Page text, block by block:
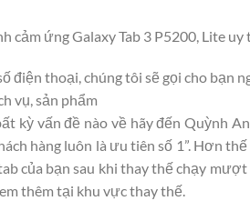
cảm ứng Galaxy Tab 3 P5200, Lite
điện thoại, chúng tôi sẽ gọi cho bạn
vụ, sản phẩm
kỳ vấn đề nào về hãy đến Quỳnh
hàng luôn là ưu tiên số 1”. Hơn
của bạn sau khi thay thế chạy
thêm tại khu vực thay thế.